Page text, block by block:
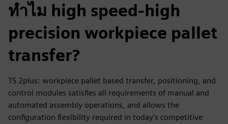
ทำไม high speed-high
precision workpiece pallet
transfer?
TS 2plus: workpiece pallet based transfer, positioning, and
control modules satisfies all requirements of manual and
automated assembly operations, and allows the
configuration flexibility required in today's competitive